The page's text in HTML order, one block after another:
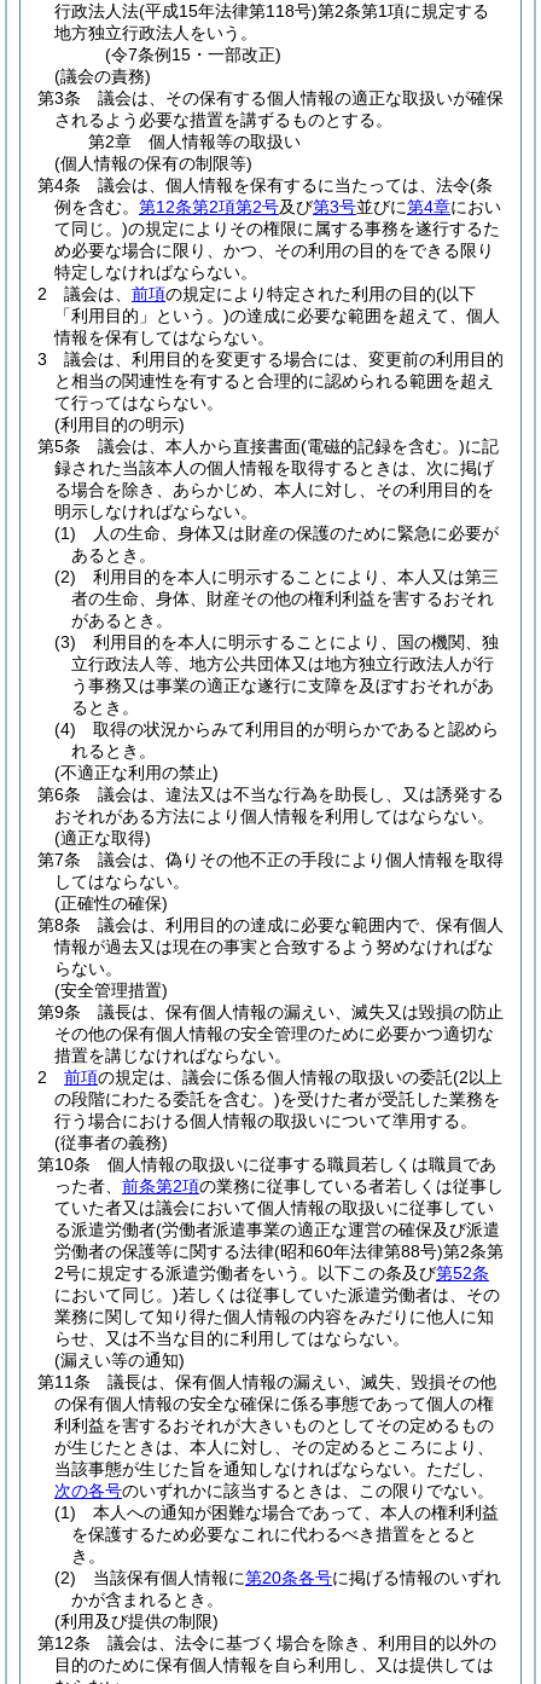
行政法人法(平成15年法律第118号)第2条第1項に規定する
地方独立行政法人をいう。
(令7条例15・一部改正)
(議会の責務)
第3条
議会は、その保有する個人情報の適正な取扱いが確保
されるよう必要な措置を講ずるものとする。
第2章
個人情報等の取扱い
(個人情報の保有の制限等)
第4条
議会は、個人情報を保有するに当たっては、法令(条
例を含む。 第12条第2項第2号及び第3号並びに第4章におい
て同じ。)の規定によりその権限に属する事務を遂行するた
め必要な場合に限り、かつ、その利用の目的をできる限り
特定しなければならない。
2
議会は、 前項の規定により特定された利用の目的(以下
「利用目的」という。)の達成に必要な範囲を超えて、個人
情報を保有してはならない。
3
議会は、利用目的を変更する場合には、変更前の利用目的
と相当の関連性を有すると合理的に認められる範囲を超え
て行ってはならない。
(利用目的の明示)
第5条
議会は、本人から直接書面(電磁的記録を含む。)に記
録された当該本人の個人情報を取得するときは、次に掲げ
る場合を除き、あらかじめ、本人に対し、その利用目的を
明示しなければならない。
(1)
人の生命、身体又は財産の保護のために緊急に必要が
あるとき。
(2)
利用目的を本人に明示することにより、本人又は第三
者の生命、身体、財産その他の権利利益を害するおそれ
があるとき。
(3)
利用目的を本人に明示することにより、国の機関、独
立行政法人等、地方公共団体又は地方独立行政法人が行
う事務又は事業の適正な遂行に支障を及ぼすおそれがあ
るとき。
(4)
取得の状況からみて利用目的が明らかであると認めら
れるとき。
(不適正な利用の禁止)
第6条
議会は、違法又は不当な行為を助長し、又は誘発する
おそれがある方法により個人情報を利用してはならない。
(適正な取得)
第7条
議会は、偽りその他不正の手段により個人情報を取得
してはならない。
(正確性の確保)
第8条
議会は、利用目的の達成に必要な範囲内で、保有個人
情報が過去又は現在の事実と合致するよう努めなければな
らない。
(安全管理措置)
第9条
議長は、保有個人情報の漏えい、滅失又は毀損の防止
その他の保有個人情報の安全管理のために必要かつ適切な
措置を講じなければならない。
2
前項の規定は、議会に係る個人情報の取扱いの委託(2以上
の段階にわたる委託を含む。)を受けた者が受託した業務を
行う場合における個人情報の取扱いについて準用する。
(従事者の義務)
第10条
個人情報の取扱いに従事する職員若しくは職員であ
った者、 前条第2項の業務に従事している者若しくは従事し
ていた者又は議会において個人情報の取扱いに従事してい
る派遣労働者(労働者派遣事業の適正な運営の確保及び派遣
労働者の保護等に関する法律(昭和60年法律第88号)第2条第
2号に規定する派遣労働者をいう。以下この条及び第52条
において同じ。)若しくは従事していた派遣労働者は、その
業務に関して知り得た個人情報の内容をみだりに他人に知
らせ、又は不当な目的に利用してはならない。
(漏えい等の通知)
第11条
議長は、保有個人情報の漏えい、滅失、毀損その他
の保有個人情報の安全な確保に係る事態であって個人の権
利利益を害するおそれが大きいものとしてその定めるもの
が生じたときは、本人に対し、その定めるところにより、
当該事態が生じた旨を通知しなければならない。 ただし、
次の各号のいずれかに該当するときは、この限りでない。
(1)
本人への通知が困難な場合であって、本人の権利利益
を保護するため必要なこれに代わるべき措置をとると
き。
(2)
当該保有個人情報に第20条各号に掲げる情報のいずれ
かが含まれるとき。
(利用及び提供の制限)
第12条
議会は、法令に基づく場合を除き、利用目的以外の
目的のために保有個人情報を自ら利用し、又は提供しては